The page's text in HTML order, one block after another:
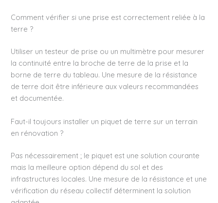
Comment vérifier si une prise est correctement reliée à la
terre ?
Utiliser un testeur de prise ou un multimètre pour mesurer
la continuité entre la broche de terre de la prise et la
borne de terre du tableau. Une mesure de la résistance
de terre doit être inférieure aux valeurs recommandées
et documentée.
Faut-il toujours installer un piquet de terre sur un terrain
en rénovation ?
Pas nécessairement ; le piquet est une solution courante
mais la meilleure option dépend du sol et des
infrastructures locales. Une mesure de la résistance et une
vérification du réseau collectif déterminent la solution